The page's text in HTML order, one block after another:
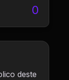
0
deste